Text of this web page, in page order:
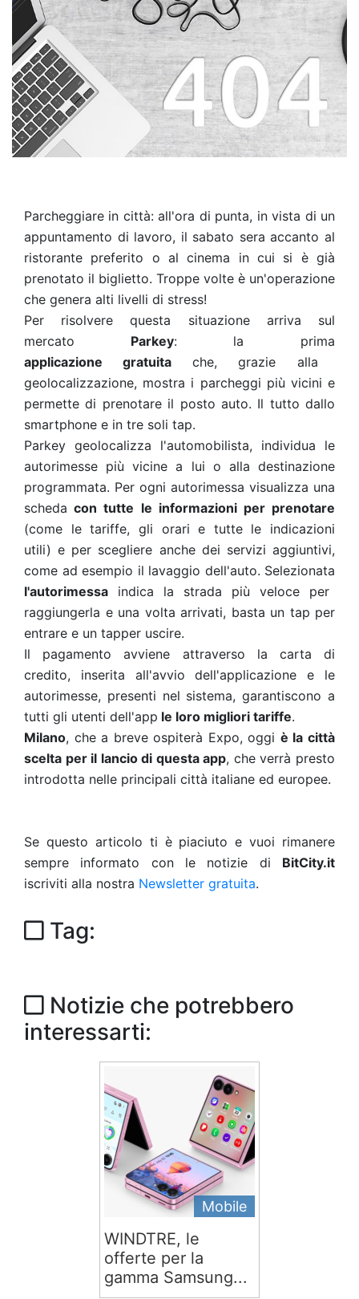
Parcheggiare in città: all'ora di punta, in vista di un
appuntamento di lavoro, il sabato sera accanto al
ristorante preferito o al cinema in cui si è già
prenotato il biglietto. Troppe volte è un'operazione
che genera alti livelli di stress!
Per risolvere questa situazione arriva sul
mercato
Parkey: la prima
applicazionegratuita che, grazie alla
geolocalizzazione, mostra i parcheggi più vicini e
permette di prenotare il posto auto. Il tutto dallo
smartphone e in tre soli tap.
Parkey geolocalizza l'automobilista, individua le
autorimesse più vicine a lui o alla destinazione
programmata. Per ogni autorimessa visualizza una
scheda con tutte le informazioni per prenotare
(come le tariffe, gli orari e tutte le indicazioni
utili)e per scegliere anche dei servizi aggiuntivi,
come ad esempio il lavaggio dell'auto. Selezionata
l'autorimessa
indica la strada più veloce per
raggiungerla e una volta arrivati, basta un tap per
entrare e un tapper uscire.
Il pagamento avviene attraverso la carta di
credito, inserita all'avvio dell'applicazione e le
autorimesse, presenti nel sistema, garantiscono a
tutti gli utenti dell'app le loro migliori tariffe.
Milano, che a breve ospiterà Expo, oggi è la città
scelta per il lancio di questa app, che verrà presto
introdotta nelle principali città italiane ed europee.
Se questo articolo ti è piaciuto e vuoi rimanere
sempre informato con le notizie di BitCity.it
iscriviti alla nostra Newsletter gratuita.
Tag:
Notizie che potrebbero
interessarti:
Mobile
WINDTRE, le
offerte per la
gamma Samsung...